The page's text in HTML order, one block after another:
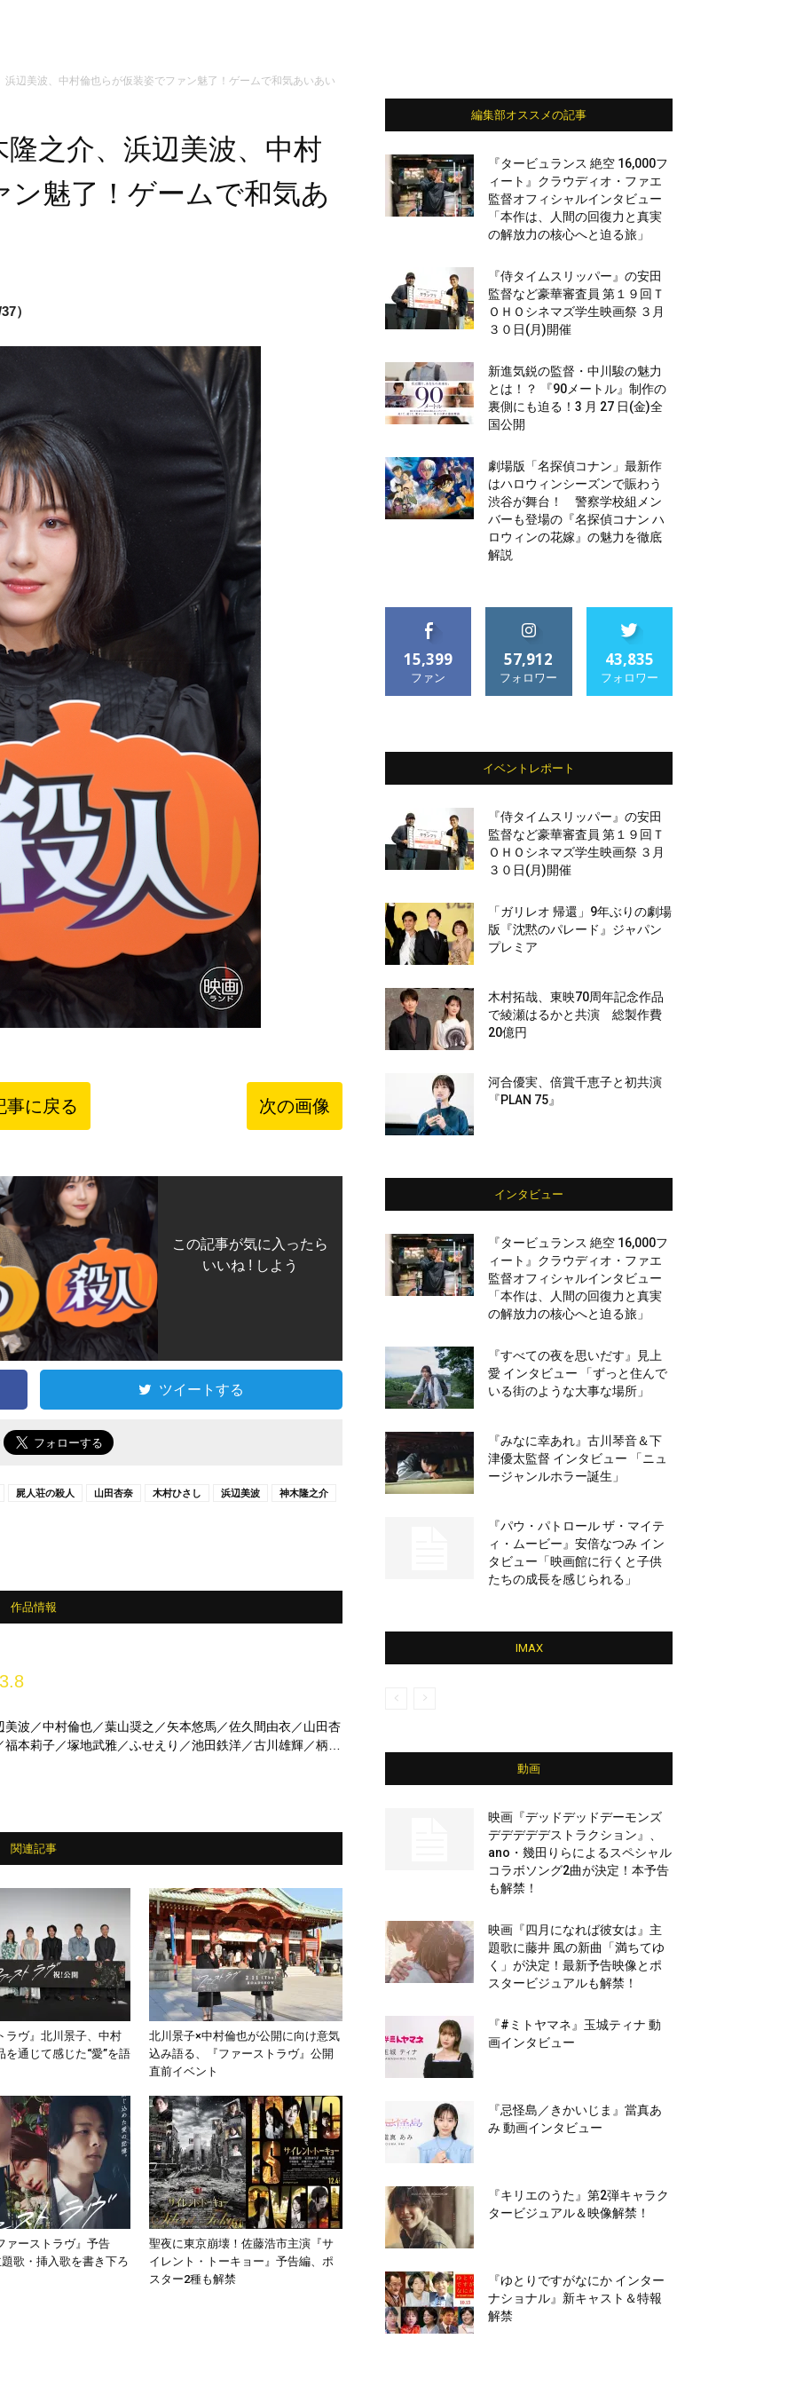
辺美波、中村倫也らが仮装姿でファン魅了！ゲームで和気あいあい
之介、浜辺美波、中村
魅了！ゲームで和気あ
）
事に戻る 次の画像
この記事が気に入ったら
いいね ! しよう
ツイートする
屍人荘の殺人 山田杏奈 木村ひさし 浜辺美波 神木隆之介
作品情報
美波／中村倫也／葉山奨之／矢本悠馬／佐久間由衣／山田杏
本莉子／塚地武雅／ふせえり／池田鉄洋／古川雄輝／柄本
関連記事
ラヴ』北川景子、中村
を通じて感じた“愛”を語
北川景子×中村倫也が公開に向け意気
込み語る、『ファーストラヴ』公開
直前イベント
ァーストラヴ』予告
歌・挿入歌を書き下ろ
聖夜に東京崩壊！佐藤浩市主演『サ
イレント・トーキョー』予告編、ポ
スター2種も解禁
編集部オススメの記事
『タービュランス 絶空 16,000フ
ィート』クラウディオ・ファエ
監督オフィシャルインタビュー
「本作は、人間の回復力と真実
の解放力の核心へと迫る旅」
『侍タイムスリッパー』の安田
監督など豪華審査員 第１９回Ｔ
ＯＨＯシネマズ学生映画祭 ３月
３０日(月)開催
新進気鋭の監督・中川駿の魅力
とは！？ 『90メートル』制作の
裏側にも迫る！3 月 27 日(金)全
国公開
劇場版「名探偵コナン」最新作
はハロウィンシーズンで賑わう
渋谷が舞台！ 警察学校組メン
バーも登場の『名探偵コナン ハ
ロウィンの花嫁』の魅力を徹底
解説
15,399
ファン
57,912
フォロワー
43,835
フォロワー
イベントレポート
『侍タイムスリッパー』の安田
監督など豪華審査員 第１９回Ｔ
ＯＨＯシネマズ学生映画祭 ３月
３０日(月)開催
「ガリレオ 帰還」9年ぶりの劇場
版『沈黙のパレード』ジャパン
プレミア
木村拓哉、東映70周年記念作品
で綾瀬はるかと共演 総製作費
20億円
河合優実、倍賞千恵子と初共演
『PLAN 75』
インタビュー
『タービュランス 絶空 16,000フ
ィート』クラウディオ・ファエ
監督オフィシャルインタビュー
「本作は、人間の回復力と真実
の解放力の核心へと迫る旅」
『すべての夜を思いだす』見上
愛 インタビュー 「ずっと住んで
いる街のような大事な場所」
『みなに幸あれ』古川琴音＆下
津優太監督 インタビュー 「ニュ
ージャンルホラー誕生」
『パウ・パトロール ザ・マイテ
ィ・ムービー』安倍なつみ イン
タビュー「映画館に行くと子供
たちの成長を感じられる」
IMAX
動画
映画『デッドデッドデーモンズ
デデデデデストラクション』、
ano・幾田りらによるスペシャル
コラボソング2曲が決定！本予告
も解禁！
映画『四月になれば彼女は』主
題歌に藤井 風の新曲「満ちてゆ
く」が決定！最新予告映像とポ
スタービジュアルも解禁！
『#ミトヤマネ』玉城ティナ 動
画インタビュー
『忌怪島／きかいじま』當真あ
み 動画インタビュー
『キリエのうた』第2弾キャラク
タービジュアル＆映像解禁！
『ゆとりですがなにか インター
ナショナル』新キャスト＆特報
解禁